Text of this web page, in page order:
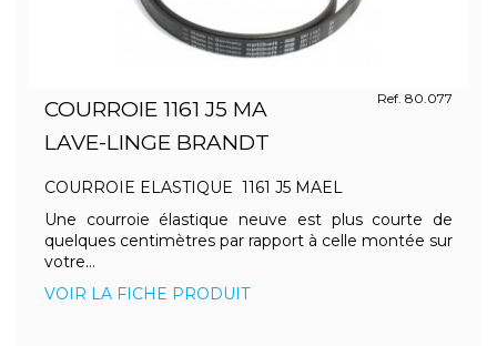
COURROIE 1161 J5 MA
LAVE-LINGE BRANDT
Ref. 80.077
COURROIE ELASTIQUE 1161 J5 MAEL
Une courroie élastique neuve est plus courte de
quelques centimètres par rapport à celle montée sur
votre...
VOIR LA FICHE PRODUIT